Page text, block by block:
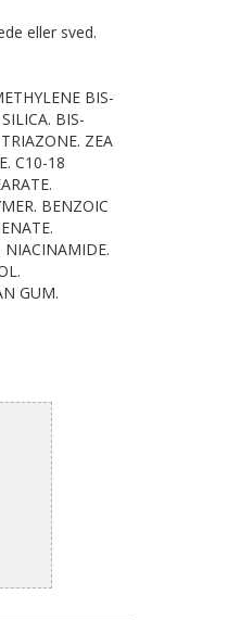
eller sved.
BIS-
BIS-
ZEA
C10-18
BENZOIC
NIACINAMIDE.
GUM.